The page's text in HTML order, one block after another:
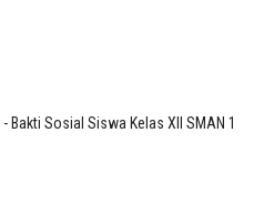
- Bakti Sosial Siswa Kelas XII SMAN 1